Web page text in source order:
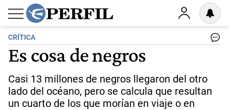
CRÍTICA
Es cosa de negros
Casi 13 millones de negros llegaron del otro
lado del océano, pero se calcula que resultan
un cuarto de los que morían en viaje o en